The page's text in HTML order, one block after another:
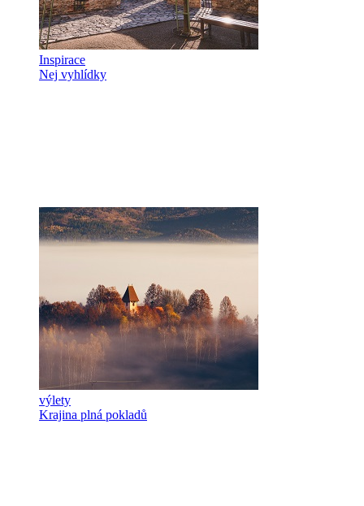
Inspirace
Nej vyhlídky
výlety
Krajina plná pokladů